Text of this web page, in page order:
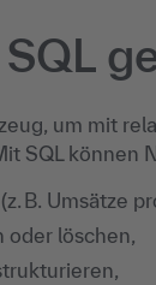
um mit
SQL können
B. Umsätze
oder löschen,